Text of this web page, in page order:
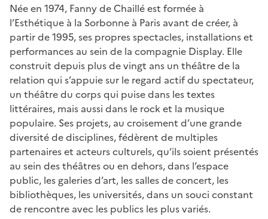
Née en 1974, Fanny de Chaillé est formée à
l’Esthétique à la Sorbonne à Paris avant de créer, à
partir de 1995, ses propres spectacles, installations et
performances au sein de la compagnie Display. Elle
construit depuis plus de vingt ans un théâtre de la
relation qui s’appuie sur le regard actif du spectateur,
un théâtre du corps qui puise dans les textes
littéraires, mais aussi dans le rock et la musique
populaire. Ses projets, au croisement d’une grande
diversité de disciplines, fédèrent de multiples
partenaires et acteurs culturels, qu’ils soient présentés
au sein des théâtres ou en dehors, dans l’espace
public, les galeries d’art, les salles de concert, les
bibliothèques, les universités, dans un souci constant
de rencontre avec les publics les plus variés.